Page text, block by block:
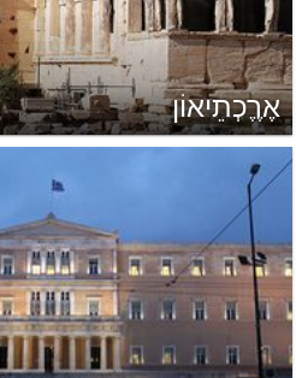
אֶרֶֶכְתֵיאוֹן